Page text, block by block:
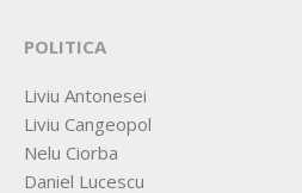
POLITICA
Liviu Antonesei
Liviu Cangeopol
Nelu Ciorba
Daniel Lucescu